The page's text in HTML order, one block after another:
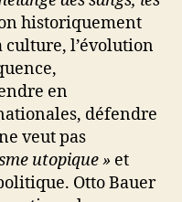
historiquement
culture, l’évolution
en
défendre
veut pas
utopique » et
Otto Bauer